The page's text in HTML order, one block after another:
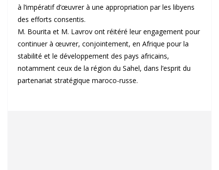
à l’impératif d’œuvrer à une appropriation par les libyens
des efforts consentis.
M. Bourita et M. Lavrov ont réitéré leur engagement pour
continuer à œuvrer, conjointement, en Afrique pour la
stabilité et le développement des pays africains,
notamment ceux de la région du Sahel, dans l’esprit du
partenariat stratégique maroco-russe.